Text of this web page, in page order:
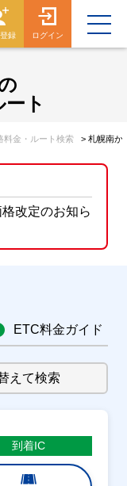
録 ログイン
ト
料金・ルート検索 > 札幌南か
改定のお知ら
えて検索
ETC料金ガイド
到着IC